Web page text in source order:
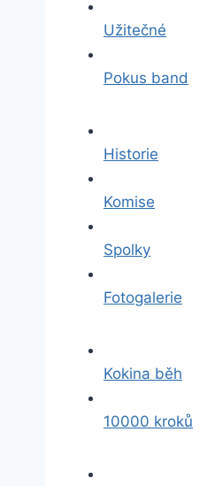
Užitečné
Pokus band
Historie
Komise
Spolky
Fotogalerie
Kokina běh
10000 kroků